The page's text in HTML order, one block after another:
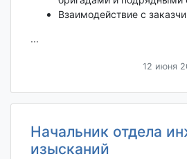
Взаимодействие с
...
12 июня
Начальник отдела
изысканий